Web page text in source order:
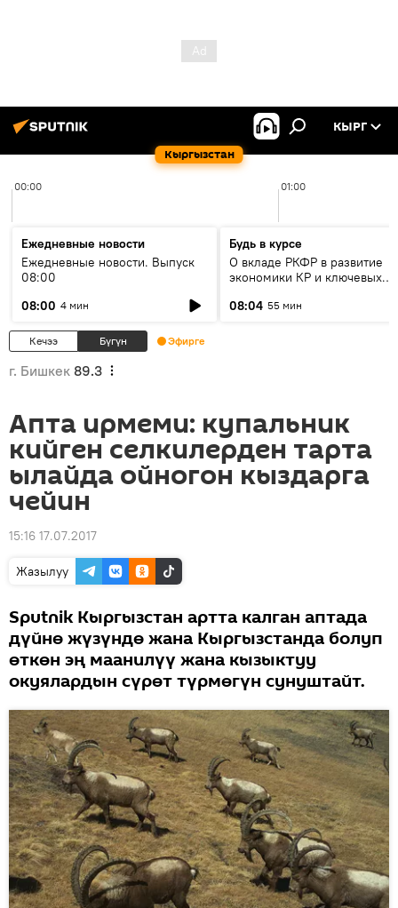
Кыргызстан
КЫРГ
00:00 01:00
Ежедневные новости
Ежедневные новости. Выпуск
08:00
08:00 4 мин
Будь в курсе
О вкладе РКФР в развитие
экономики КР и ключевых
08:04 55 мин
Кечээ Бүгүн Эфирге
г. Бишкек 89.3
Апта ирмеми: купальник
кийген селкилерден тарта
ылайда ойногон кыздарга
чейин
15:16 17.07.2017
Жазылуу
Sputnik Кыргызстан артта калган аптада
дүйнө жүзүндө жана Кыргызстанда болуп
өткөн эң маанилүү жана кызыктуу
окуялардын сүрөт түрмөгүн сунуштайт.